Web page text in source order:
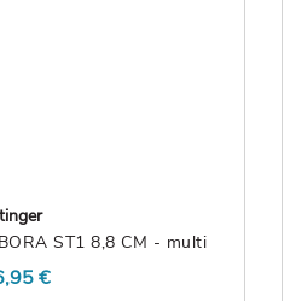
ST1 8,8 CM - multi
€